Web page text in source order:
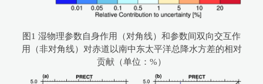
图1 湿物理参数自身作用（对角线）和参数间双向交互作
用（非对角线）对赤道以南中东太平洋总降水方差的相对
贡献（单位：%）